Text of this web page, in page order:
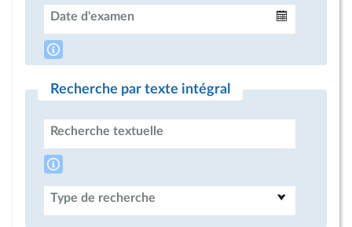
Date d'examen
Recherche par texte intégral
Recherche textuelle
Type de recherche